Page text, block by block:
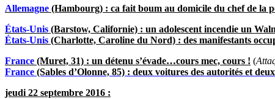
Allemagne (Hambourg) : ca fait boum au domicile du chef de la
États-Unis (Barstow, Californie) : un adolescent incendie un
États-Unis (Charlotte, Caroline du Nord) : des manifestants
France (Muret, 31) : un détenu s’évade…cours mec, cours ! (
France (Sables d’Olonne, 85) : deux voitures des autorités et
jeudi 22 septembre 2016 :